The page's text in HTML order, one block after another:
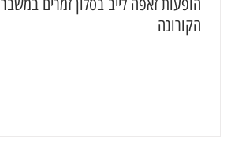
הופעות זאפה לייב בסלון זמרים במשבר
הקורונה